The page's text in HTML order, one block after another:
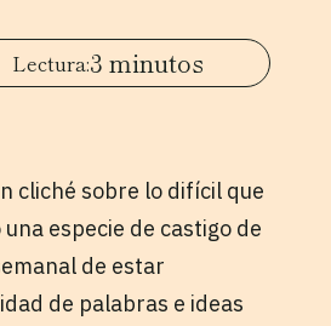
3 minutos
cliché sobre lo difícil que
especie de castigo de
de estar
de palabras e ideas